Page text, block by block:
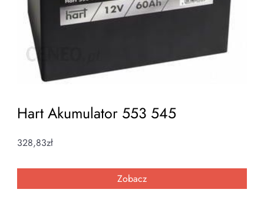
Hart Akumulator 553 545
328,83zł
Zobacz